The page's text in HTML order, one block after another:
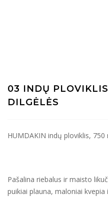
03 INDŲ
DILGĖLĖS
HUMDAKIN indų ploviklis, 750
Pašalina riebalus ir maisto
puikiai plauna, maloniai